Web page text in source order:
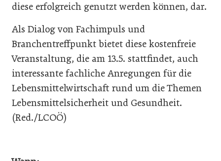
diese erfolgreich genutzt werden können, dar.
Als Dialog von Fachimpuls und
Branchentreffpunkt bietet diese kostenfreie
Veranstaltung, die am 13.5. stattfindet, auch
interessante fachliche Anregungen für die
Lebensmittelwirtschaft rund um die Themen
Lebensmittelsicherheit und Gesundheit.
(Red./LCOÖ)